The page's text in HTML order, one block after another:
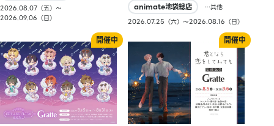
2026.08.07（五）〜
2026.09.06（日）
animate池袋總店
…其他
2026.07.25（六）〜2026.08.16（日）